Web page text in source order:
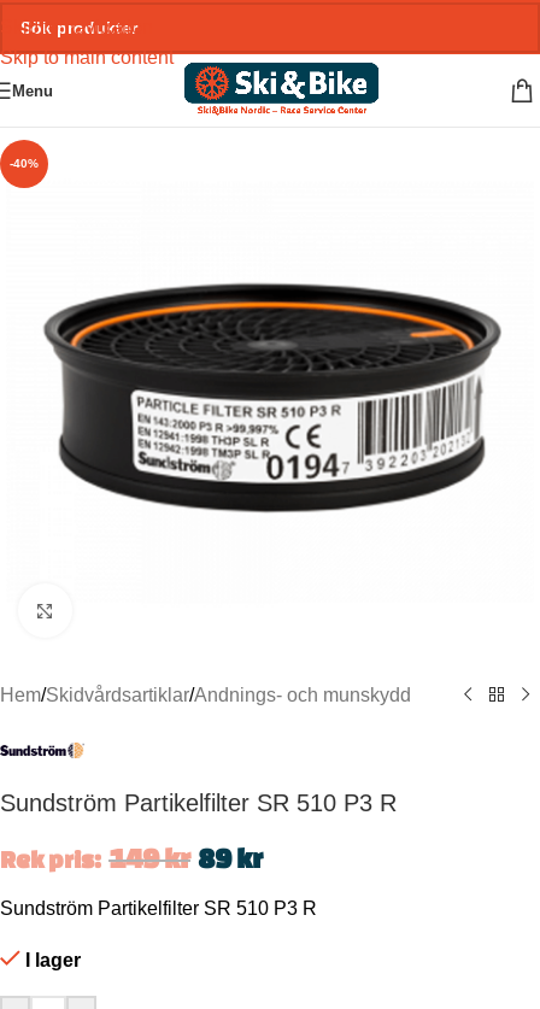
Skip to navigation
Skip to main content
Menu
-40%
Hem/Skidvårdsartiklar/Andnings- och munskydd
Sundström Partikelfilter SR 510 P3 R
Rek pris: 149kr 89kr
Sundström Partikelfilter SR 510 P3 R
I lager